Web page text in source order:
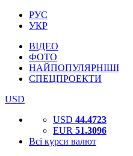
РУС
УКР
ВІДЕО
ФОТО
НАЙПОПУЛЯРНІШІ
СПЕЦПРОЕКТИ
USD
USD 44.4723
EUR 51.3096
Всі курси валют